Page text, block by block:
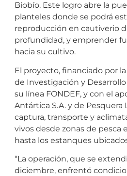
Biobío. Este logro abre la
planteles donde se podrá
reproducción en cautiverio
profundidad, y emprender
hacia su cultivo.
El proyecto, financiado por
de Investigación y Desarrollo
su línea FONDEF, y con el
Antártica S.A. y de
captura, transporte y
vivos desde zonas de pesca
hasta los estanques
“La operación, que se
diciembre, enfrentó